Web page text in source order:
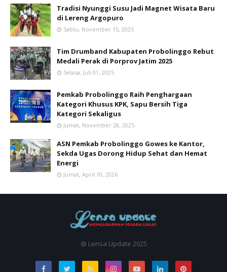
Tradisi Nyunggi Susu Jadi Magnet Wisata Baru
di Lereng Argopuro
Sabtu, November 15, 2025
Tim Drumband Kabupaten Probolinggo Rebut
Medali Perak di Porprov Jatim 2025
Selasa, Juli 01, 2025
Pemkab Probolinggo Raih Penghargaan
Kategori Khusus KPK, Sapu Bersih Tiga
Kategori Sekaligus
Jumat, November 28, 2025
ASN Pemkab Probolinggo Gowes ke Kantor,
Sekda Ugas Dorong Hidup Sehat dan Hemat
Energi
Jumat, April 10, 2026
@ Lensa Update 2025